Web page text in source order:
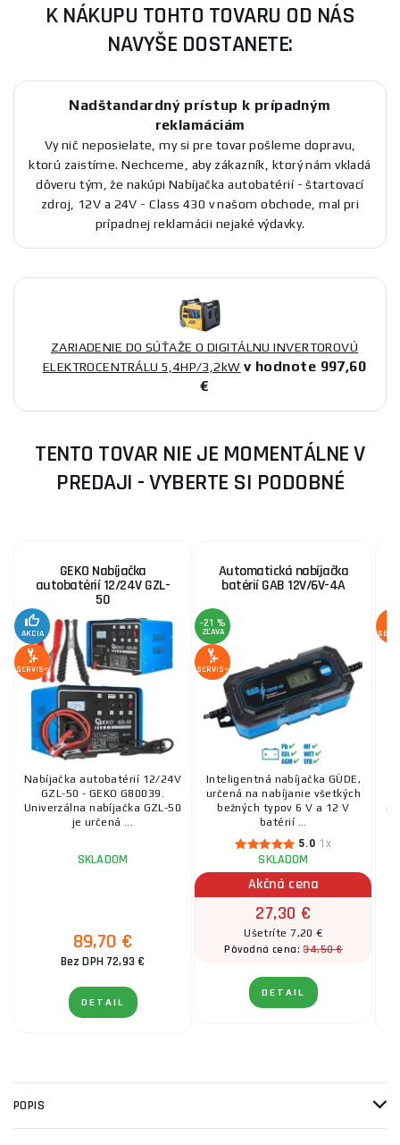
K NÁKUPU TOHTO TOVARU OD NÁS
NAVYŠE DOSTANETE:
Nadštandardný prístup k prípadným
reklamáciám
Vy nič neposielate, my si pre tovar pošleme dopravu,
ktorú zaistíme. Nechceme, aby zákazník, ktorý nám vkladá
dôveru tým, že nakúpi Nabíjačka autobatérií - štartovací
zdroj, 12V a 24V - Class 430 v našom obchode, mal pri
prípadnej reklamácii nejaké výdavky.
ZARIADENIE DO SÚŤAŽE O DIGITÁLNU INVERTOROVÚ
ELEKTROCENTRÁLU 5,4HP/3,2kW v hodnote 997,60
€
TENTO TOVAR NIE JE MOMENTÁLNE V
PREDAJI - VYBERTE SI PODOBNÉ
GEKO Nabíjačka
autobatérií 12/24V GZL-
50
AKCIA
SERVIS+
Nabíjačka autobatérií 12/24V
GZL-50 - GEKO G80039.
Univerzálna nabíjačka GZL-50
je určená ...
SKLADOM
89,70 €
Bez DPH 72,93 €
DETAIL
Automatická nabíjačka
batérií GAB 12V/6V-4A
-21 %
ZĽAVA
SERVIS+
Inteligentná nabíjačka GÜDE,
určená na nabíjanie všetkých
bežných typov 6 V a 12 V
batérií ...
5.0 1x
SKLADOM
Akčná cena
27,30 €
Ušetríte 7,20 €
Pôvodná cena:34,50 €
DETAIL
POPIS